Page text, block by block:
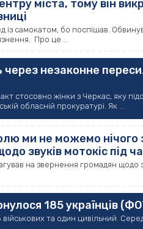
міста, тому він
із самокатом, бо поспішав.
Про це ...
незаконне
стосовно жінки з Черкас, яку
обласній прокуратурі. Як ...
ми не можемо нічого
звуків мотокіс під
на звернення громадян щодо
185 українців
та один цивільний.